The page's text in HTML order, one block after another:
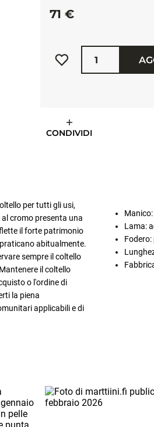
71 €
Quantità
CONDIVIDI
per tutti gli usi,
cromo presenta una
il forte patrimonio
abitualmente.
sempre il coltello
il coltello
o l'ordine di
la piena
applicabili e di
Lama: